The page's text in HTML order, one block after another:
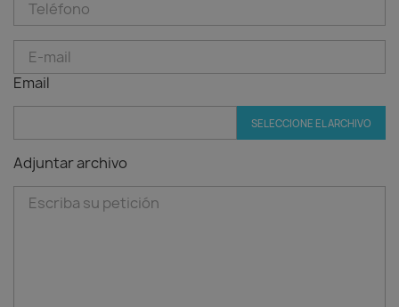
Email
SELECCIONE EL ARCHIVO
Adjuntar archivo